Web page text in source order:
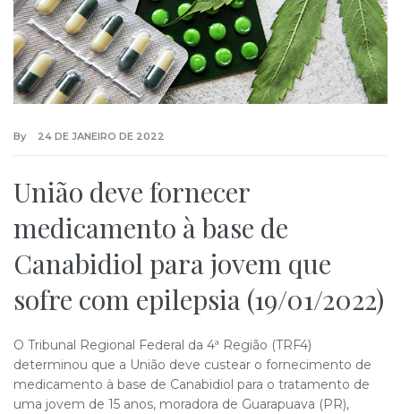
By 24 DE JANEIRO DE 2022
União deve fornecer
medicamento à base de
Canabidiol para jovem que
sofre com epilepsia (19/01/2022)
O Tribunal Regional Federal da 4ª Região (TRF4)
determinou que a União deve custear o fornecimento de
medicamento à base de Canabidiol para o tratamento de
uma jovem de 15 anos, moradora de Guarapuava (PR),